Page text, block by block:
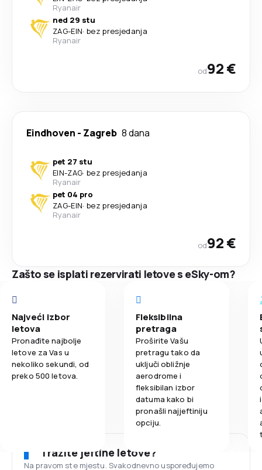
Ryanair
ned 29 stu
ZAG-EIN· bez presjedanja
Ryanair
od92 €
Eindhoven - Zagreb 8 dana
pet 27 stu
EIN-ZAG· bez presjedanja
Ryanair
pet 04 pro
ZAG-EIN· bez presjedanja
Ryanair
od92 €
Zašto se isplati rezervirati letove s eSky-om?
Najveći izbor
letova
Pronađite najbolje
letove za Vas u
nekoliko sekundi, od
preko 500 letova.
Fleksibilna
pretraga
Proširite Vašu
pretragu tako da
uključi obližnje
aerodrome i
fleksibilan izbor
datuma kako bi
pronašli najjeftiniju
opciju.
Tražite jeftine letove?
Na pravom ste mjestu. Svakodnevno uspoređujemo